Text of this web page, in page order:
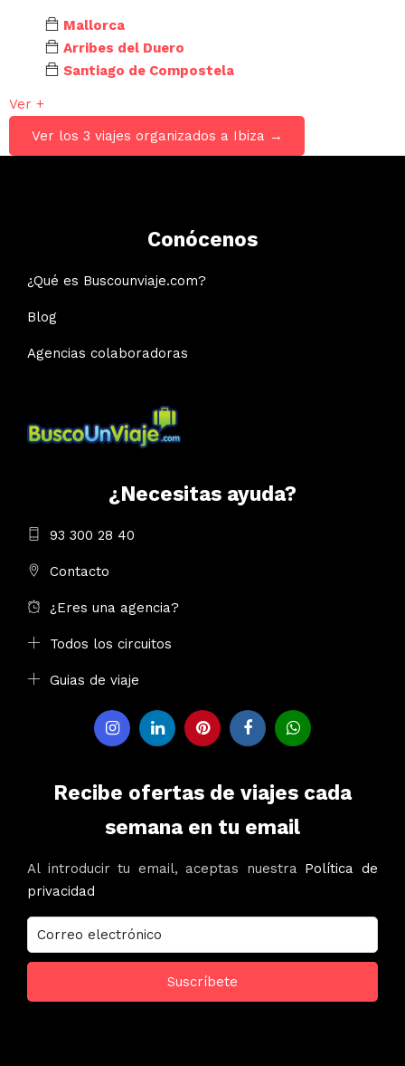
Mallorca
Arribes del Duero
Santiago de Compostela
Ver +
Ver los 3 viajes organizados a Ibiza →
Conócenos
¿Qué es Buscounviaje.com?
Blog
Agencias colaboradoras
¿Necesitas ayuda?
93 300 28 40
Contacto
¿Eres una agencia?
Todos los circuitos
Guias de viaje
Recibe ofertas de viajes cada
semana en tu email
Al introducir tu email, aceptas nuestra Política de
privacidad